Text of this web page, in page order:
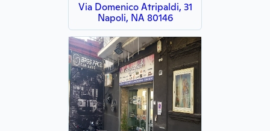
Via Domenico Atripaldi, 31
Napoli, NA 80146